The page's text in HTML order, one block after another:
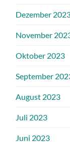
Dezember
November
Oktober 2023
September
August 2023
Juli 2023
Juni 2023